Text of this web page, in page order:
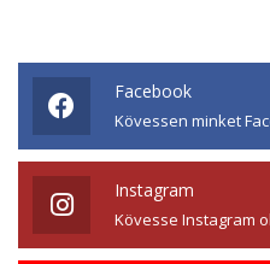
Facebook
Kövessen minket
Instagram
Kövesse Instagram